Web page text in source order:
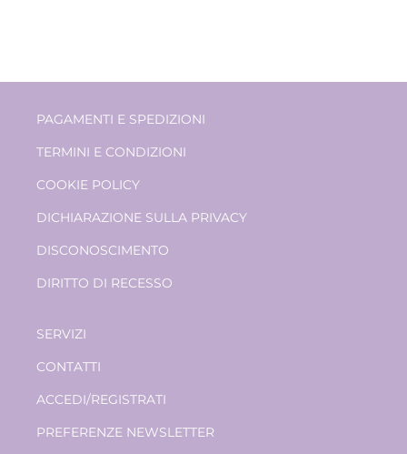
PAGAMENTI E SPEDIZIONI
TERMINI E CONDIZIONI
COOKIE POLICY
DICHIARAZIONE SULLA PRIVACY
DISCONOSCIMENTO
DIRITTO DI RECESSO
SERVIZI
CONTATTI
ACCEDI/REGISTRATI
PREFERENZE NEWSLETTER